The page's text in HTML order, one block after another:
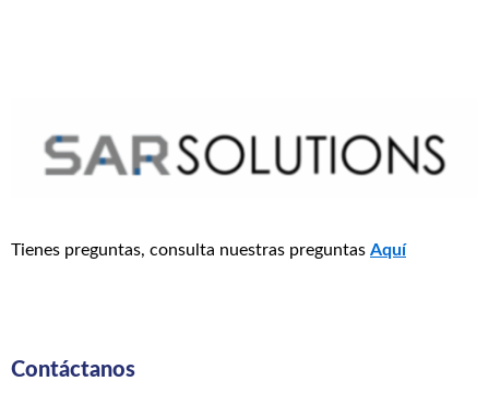
Tienes preguntas, consulta nuestras preguntas Aquí
Contáctanos